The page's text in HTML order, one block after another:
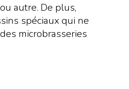
autre. De plus,
spéciaux qui ne
microbrasseries